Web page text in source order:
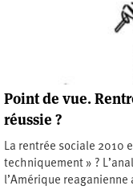
Point de vue.
réussie ?
La rentrée sociale 2010
techniquement » ?
l’Amérique